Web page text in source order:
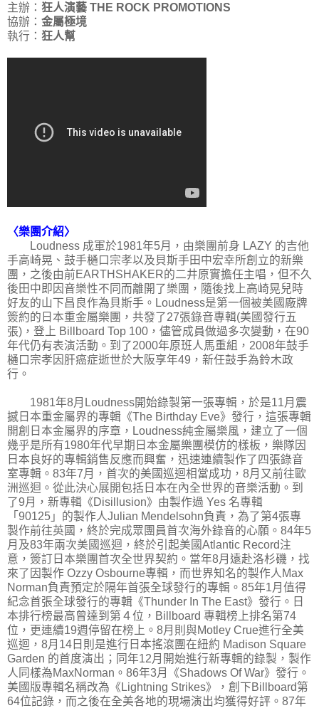
主辦： 狂人演藝 THE ROCK PROMOTIONS
協辦： 金屬極境
執行： 狂人幫
〈樂團介紹〉
Loudness 成軍於1981年5月，由樂團前身 LAZY 的吉他
手高崎晃、鼓手樋口宗孝以及貝斯手田中宏幸所創立的新樂
團，之後由前EARTHSHAKER的二井原實擔任主唱，但不久
後田中即因音樂性不同而離開了樂團，隨後找上高崎晃兒時
好友的山下昌良作為貝斯手。Loudness是第一個被美國廠牌
簽約的日本重金屬樂團，共發了27張錄音專輯(美國發行五
張)，登上 Billboard Top 100，儘管成員做過多次變動，在90
年代仍有表演活動。到了2000年原班人馬重組，2008年鼓手
樋口宗孝因肝癌症逝世於大阪享年49，新任鼓手為鈴木政
行。
1981年8月Loudness開始錄製第一張專輯，於是11月震
撼日本重金屬界的專輯《The Birthday Eve》發行，這張專輯
開創日本金屬界的序章，Loudness純金屬樂風，建立了一個
幾乎是所有1980年代早期日本金屬樂團模仿的樣板，樂隊因
日本良好的專輯銷售反應而興奮，迅速連續製作了四張錄音
室專輯。83年7月，首次的美國巡迴相當成功，8月又前往歐
洲巡迴。從此決心展開包括日本在內全世界的音樂活動。到
了9月，新專輯《Disillusion》由製作過 Yes 名專輯
「90125」的製作人Julian Mendelsohn負責，為了第4張專
製作前往英國，終於完成眾團員首次海外錄音的心願。84年5
月及83年兩次美國巡迴，終於引起美國Atlantic Record注
意，簽訂日本樂團首次全世界契約。當年8月遠赴洛杉磯，找
來了因製作 Ozzy Osbourne專輯，而世界知名的製作人Max
Norman負責預定於隔年首張全球發行的專輯。85年1月值得
紀念首張全球發行的專輯《Thunder In The East》發行。日
本排行榜最高曾達到第４位，Billboard 專輯榜上排名第74
位，更連續19週停留在榜上。8月則與Motley Crue進行全美
巡迴，8月14日則是進行日本搖滾團在紐約 Madison Square
Garden 的首度演出；同年12月開始進行新專輯的錄製，製作
人同樣為MaxNorman。86年3月《Shadows Of War》發行。
美國版專輯名稱改為《Lightning Strikes》，創下Billboard第
64位記錄，而之後在全美各地的現場演出均獲得好評。87年